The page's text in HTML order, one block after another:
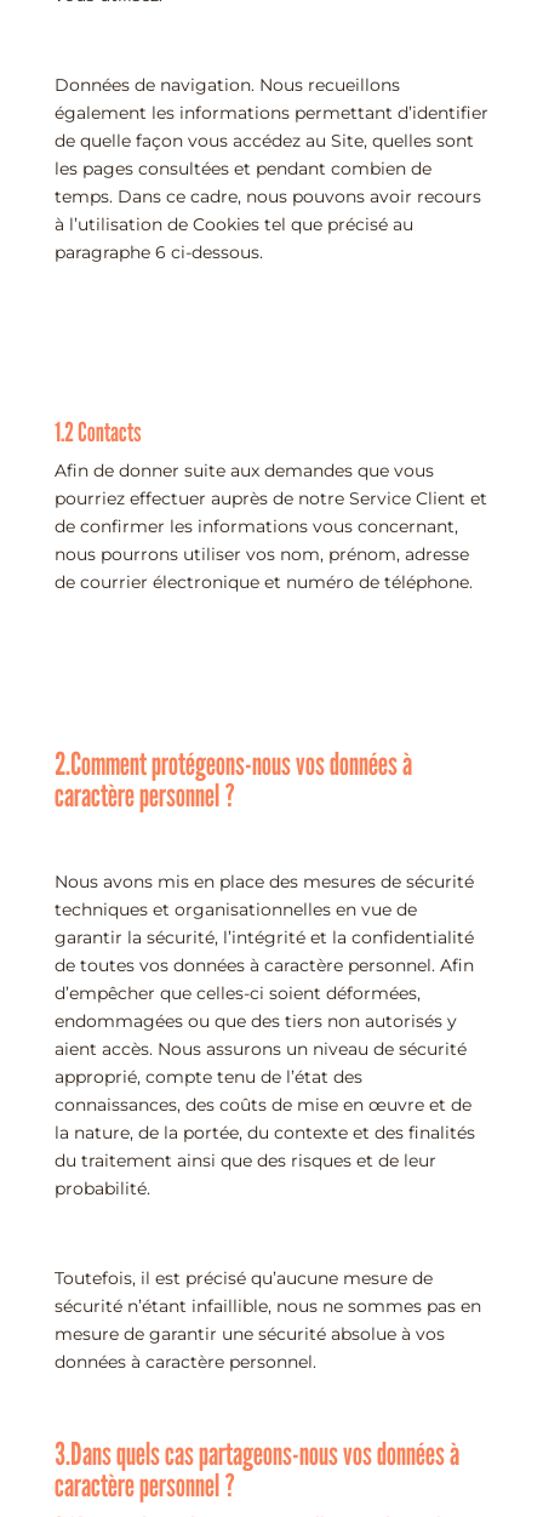
Données de navigation. Nous recueillons
également les informations permettant d’identifier
de quelle façon vous accédez au Site, quelles sont
les pages consultées et pendant combien de
temps. Dans ce cadre, nous pouvons avoir recours
à l’utilisation de Cookies tel que précisé au
paragraphe 6 ci-dessous.
1.2 Contacts
Afin de donner suite aux demandes que vous
pourriez effectuer auprès de notre Service Client et
de confirmer les informations vous concernant,
nous pourrons utiliser vos nom, prénom, adresse
de courrier électronique et numéro de téléphone.
2.Comment protégeons-nous vos données à
caractère personnel ?
Nous avons mis en place des mesures de sécurité
techniques et organisationnelles en vue de
garantir la sécurité, l’intégrité et la confidentialité
de toutes vos données à caractère personnel. Afin
d’empêcher que celles-ci soient déformées,
endommagées ou que des tiers non autorisés y
aient accès. Nous assurons un niveau de sécurité
approprié, compte tenu de l’état des
connaissances, des coûts de mise en œuvre et de
la nature, de la portée, du contexte et des finalités
du traitement ainsi que des risques et de leur
probabilité.
Toutefois, il est précisé qu’aucune mesure de
sécurité n’étant infaillible, nous ne sommes pas en
mesure de garantir une sécurité absolue à vos
données à caractère personnel.
3.Dans quels cas partageons-nous vos données à
caractère personnel ?